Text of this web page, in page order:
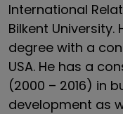
International
Bilkent University.
degree with a
USA. He has a
(2000 – 2016) in
development as